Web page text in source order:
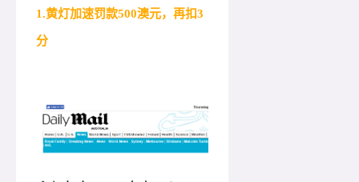
1.黄灯加速罚款500澳元，再扣3
分